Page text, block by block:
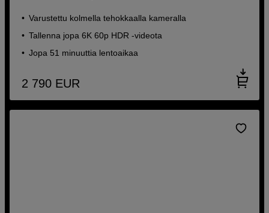
Varustettu kolmella tehokkaalla kameralla
Tallenna jopa 6K 60p HDR -videota
Jopa 51 minuuttia lentoaikaa
2 790 EUR